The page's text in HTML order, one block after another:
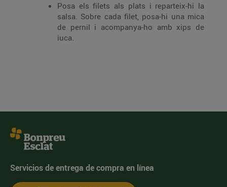
Posa els filets als plats i reparteix-hi la
salsa. Sobre cada filet, posa-hi una mica
de pernil i acompanya-ho amb xips de
iuca.
Servicios de entrega de compra en línea